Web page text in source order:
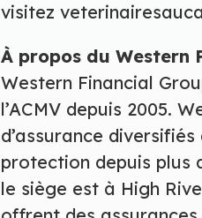
visitez
À propos du Western
Western Financial
l’ACMV depuis 2005.
d’assurance
protection depuis plus
le siège est à High